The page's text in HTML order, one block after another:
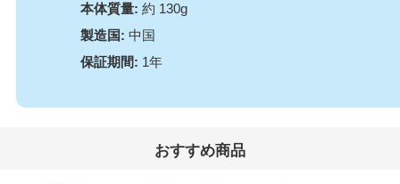
本体質量: 約 130g
製造国: 中国
保証期間: 1年
おすすめ商品